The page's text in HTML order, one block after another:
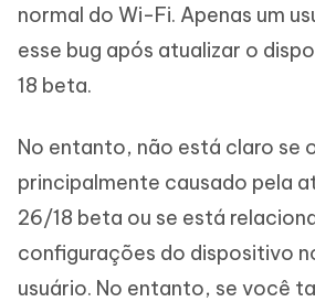
normal do Wi-Fi. Apenas um
esse bug após atualizar o
18 beta.
No entanto, não está claro se
principalmente causado pela
26/18 beta ou se está
configurações do dispositivo
usuário. No entanto, se você